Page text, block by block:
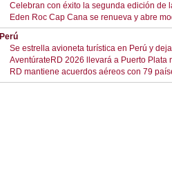
Celebran con éxito la segunda edición de
Eden Roc Cap Cana se renueva y abre
Perú
Se estrella avioneta turística en Perú y
AventúrateRD 2026 llevará a Puerto Plata
RD mantiene acuerdos aéreos con 79